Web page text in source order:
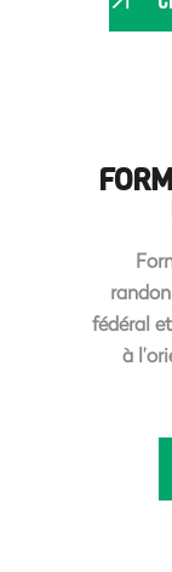
fédéral
à